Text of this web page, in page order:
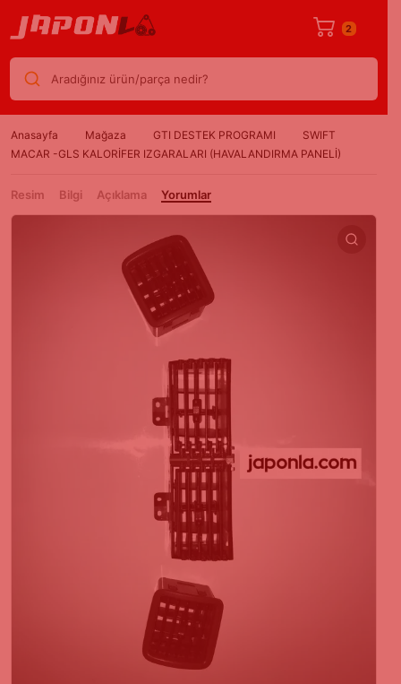
2
Aradığınız ürün/parça nedir?
Anasayfa Mağaza GTI DESTEK PROGRAMI
SWIFT
MACAR -GLS KALORİFER IZGARALARI (HAVALANDIRMA PANELİ)
Resim Bilgi Açıklama Yorumlar